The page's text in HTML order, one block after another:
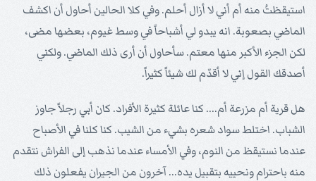
استيقظتُ منه أم أني لا أزال أحلم. وفي كلا الحالين أحاول أن اكشف
الماضي بصعوبة. انه يبدو لي أشباحاً في وسط غيوم، بعضها مضى،
لكن الجزء الأكبر منها معتم. سأحاول أن أرى ذلك الماضي. ولكني
أصدقك القول إني لا أقدّم لك شيئاً كثيراً.
هل قرية أم مزرعة أم.... كنا عائلة كثيرة الأفراد. كان أبي رجلاً جاوز
الشباب. اختلط سواد شعره بشيء من الشيب. كنا كلنا في الأصباح
عندما نستيقظ من النوم، وفي الأمساء عندما نذهب إلى الفراش نتقدم
منه باحترام ونحييه بتقبيل يده... آخرون من الجيران يفعلون ذلك